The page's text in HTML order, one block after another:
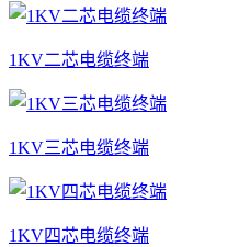
1KV二芯电缆终端
1KV三芯电缆终端
1KV四芯电缆终端